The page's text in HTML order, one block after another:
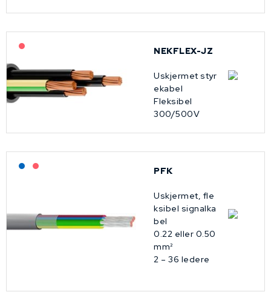
NEKFLEX-JZ
Uskjermet styr
ekabel
Fleksibel
300/500V
Lagerført: NEK Kabel
PFK
Uskjermet, fle
ksibel signalka
bel
0.22 eller 0.50
mm²
2 – 36 ledere